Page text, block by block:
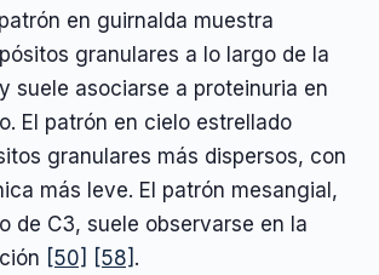
en guirnalda muestra
granulares a lo largo de la
suele asociarse a proteinuria en
El patrón en cielo estrellado
granulares más dispersos, con
más leve. El patrón mesangial,
de C3, suele observarse en la
[50] [58] .